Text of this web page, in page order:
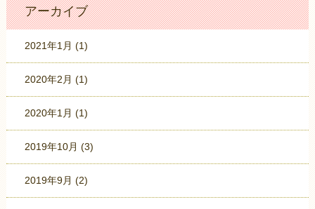
アーカイブ
2021年1月 (1)
2020年2月 (1)
2020年1月 (1)
2019年10月 (3)
2019年9月 (2)